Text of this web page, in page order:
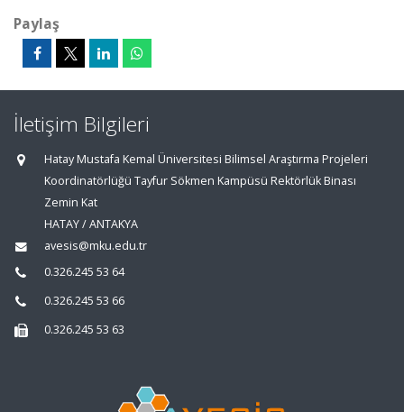
Paylaş
İletişim Bilgileri
Hatay Mustafa Kemal Üniversitesi Bilimsel Araştırma Projeleri
Koordinatörlüğü Tayfur Sökmen Kampüsü Rektörlük Binası
Zemin Kat
HATAY / ANTAKYA
avesis@mku.edu.tr
0.326.245 53 64
0.326.245 53 66
0.326.245 53 63